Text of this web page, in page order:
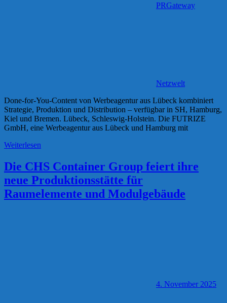
PRGateway
Netzwelt
Done-for-You-Content von Werbeagentur aus Lübeck kombiniert
Strategie, Produktion und Distribution – verfügbar in SH, Hamburg,
Kiel und Bremen. Lübeck, Schleswig-Holstein. Die FUTRIZE
GmbH, eine Werbeagentur aus Lübeck und Hamburg mit
Weiterlesen
Die CHS Container Group feiert ihre
neue Produktionsstätte für
Raumelemente und Modulgebäude
4. November 2025